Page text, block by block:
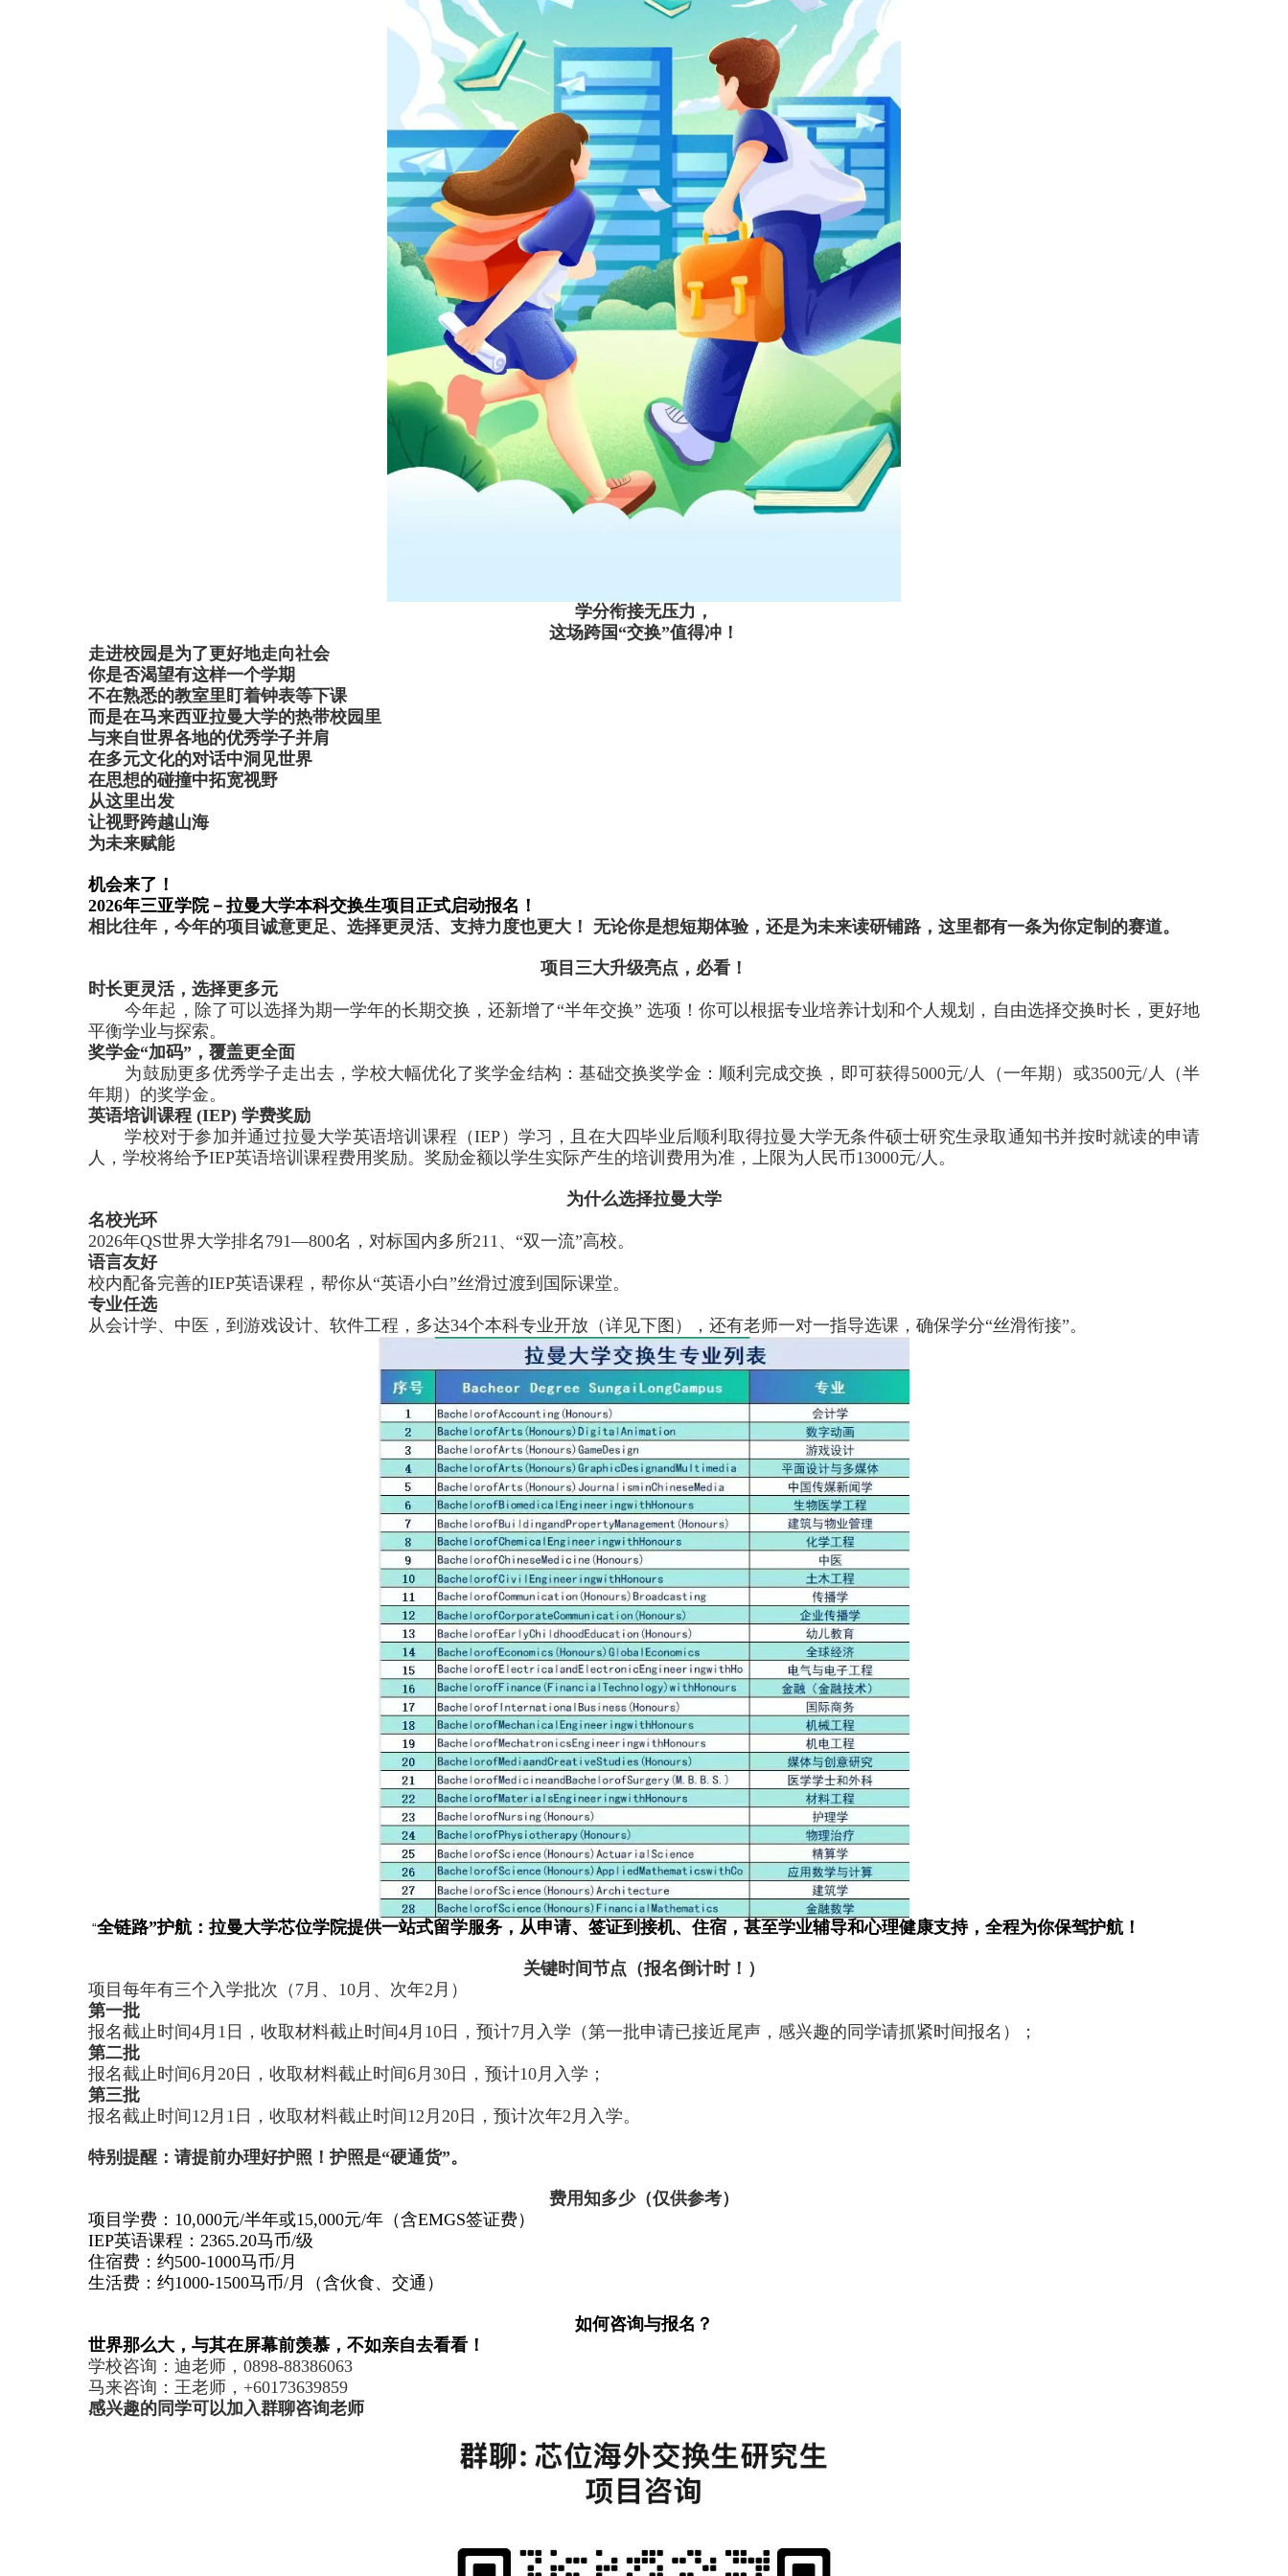
学分衔接无压力，
这场跨国“交换”值得冲！
走进校园是为了更好地走向社会
你是否渴望有这样一个学期
不在熟悉的教室里盯着钟表等下课
而是在马来西亚拉曼大学的热带校园里
与来自世界各地的优秀学子并肩
在多元文化的对话中洞见世界
在思想的碰撞中拓宽视野
从这里出发
让视野跨越山海
为未来赋能
机会来了！
2026年三亚学院－拉曼大学本科交换生项目正式启动报名！
相比往年，今年的项目诚意更足、选择更灵活、支持力度也更大！ 无论你是想短期体验，还是为未来读研铺路，这里都有一条为你定制的赛道。
项目三大升级亮点，必看！
时长更灵活，选择更多元
今年起，除了可以选择为期一学年的长期交换，还新增了“半年交换” 选项！你可以根据专业培养计划和个人规划，自由选择交换时长，更好地
平衡学业与探索。
奖学金“加码”，覆盖更全面
为鼓励更多优秀学子走出去，学校大幅优化了奖学金结构：基础交换奖学金：顺利完成交换，即可获得5000元/人（一年期）或3500元/ 人（半
年期）的奖学金。
英语培训课程 (IEP) 学费奖励
学校对于参加并通过拉曼大学英语培训课程（IEP ）学习，且在大四毕业后顺利取得拉曼大学无条件硕士研究生录取通知书并按时就读的申请
人，学校将给予IEP英语培训课程费用奖励。奖励金额以学生实际产生的培训费用为准，上限为人民币13000元/人。
为什么选择拉曼大学
名校光环
2026年QS世界大学排名 791—800名，对标国内多所211、“双一流”高校。
语言友好
校内配备完善的IEP英语课程，帮你从“英语小白”丝滑过渡到国际课堂。
专业任选
从会计学、中医，到游戏设计、软件工程，多达34个本科专业开放（详见下图），还有老师一对一指导选课，确保学分“丝滑衔接”。
“全链路”护航：拉曼大学芯位学院提供一站式留学服务，从申请、签证到接机、住宿，甚至学业辅导和心理健康支持，全程为你保驾护航！
关键时间节点（报名倒计时！）
项目每年有三个入学批次（ 7月、 10月、次年2 月）
第一批
报名截止时间4月 1 日，收取材料截止时间4月 10 日，预计7月入学（第一批申请已接近尾声，感兴趣的同学请抓紧时间报名）；
第二批
报名截止时间6月 20 日，收取材料截止时间6月 30 日，预计10月入学；
第三批
报名截止时间 12 月 1 日，收取材料截止时间 12 月 20 日，预计次年2 月入学。
特别提醒：请提前办理好护照！护照是“硬通货”。
费用知多少（仅供参考）
项目学费： 10,000元/半年或15,000元/年（含EMGS签证费）
IEP英语课程： 2365.20马币/级
住宿费：约500-1000马币/月
生活费：约1000-1500马币/月（含伙食、交通）
如何咨询与报名？
世界那么大，与其在屏幕前羡慕，不如亲自去看看！
学校咨询：迪老师， 0898-88386063
马来咨询：王老师， +60173639859
感兴趣的同学可以加入群聊咨询老师